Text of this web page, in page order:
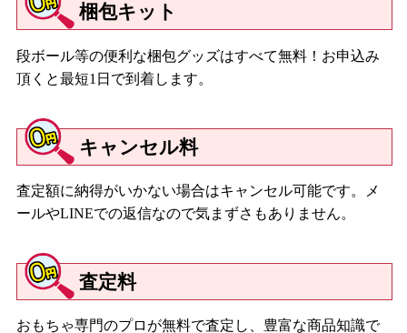
梱包キット
段ボール等の便利な梱包グッズはすべて無料！お申込み
頂くと最短1日で到着します。
キャンセル料
査定額に納得がいかない場合はキャンセル可能です。メ
ールやLINEでの返信なので気まずさもありません。
査定料
おもちゃ専門のプロが無料で査定し、豊富な商品知識で